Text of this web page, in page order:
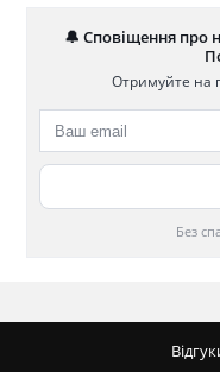
🔔 Сповіщення про
Отримуйте на
Без